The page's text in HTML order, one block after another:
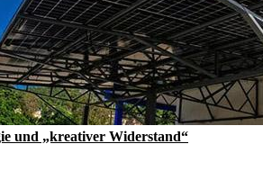
und „kreativer Widerstand“